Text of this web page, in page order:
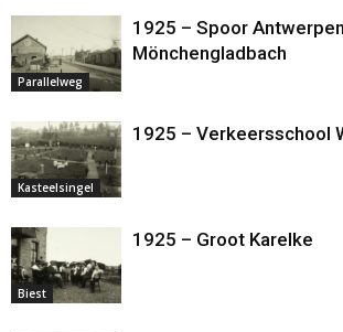
Parallelweg
1925 – Spoor
Mönchengladbach
Kasteelsingel
1925 – Verkeersschool
Biest
1925 – Groot Karelke